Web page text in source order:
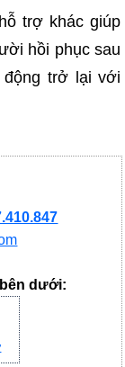
trợ khác giúp
hồi phục sau
trở lại với
dưới: